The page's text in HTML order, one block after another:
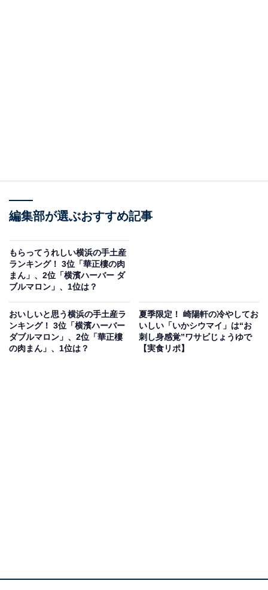
ませしっとり濃厚な味わいに仕上げた「フォンダンショ
トのラズベリーソースをトップにコーティングした「シ
ョコラブラン」が定番です。
このほか季節限定商品やハーフサイズの「petit（プ
チ）」もありますので、チェックしてみてください。
編集部が選ぶおすすめ記事
もらってうれしい横浜の手土産
ランキング！ 3位「華正樓の肉
まん」、2位「横濱ハーバー ダ
ブルマロン」、1位は？
おいしいと思う横浜の手土産ラ
ンキング！ 3位「横濱ハーバー
ダブルマロン」、2位「華正樓
の肉まん」、1位は？
夏季限定！ 崎陽軒の冷やしてお
いしい「いかシウマイ」は“お
刺し身感覚”ワサビじょうゆで
【実食リポ】